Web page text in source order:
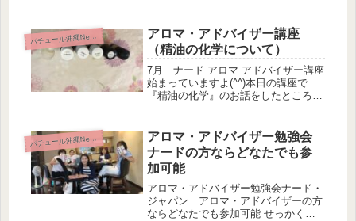
ュその他 ５感育タッチケア↓可愛いベ
ビちゃん達癒されます。こちは、新
垣...
パ
チュール沖縄News
アロマ・アドバイザー講座
（精油の化学について）
7月 ナード アロマ アドバイザー講座
始まっていますよ(^^)本日の講座で
『精油の化学』のお話をしたところ、
なんですよ。精油の化学って、アロマ
を使う方なら絶対に知ってお...
パ
チュール沖縄News
アロマ・アドバイザー勉強会
ナードの方ならどなたでも参
加可能
アロマ・アドバイザー勉強会ナード・
ジャパン アロマ・アドバイザーの方
ならどなたでも参加可能 せっかく取